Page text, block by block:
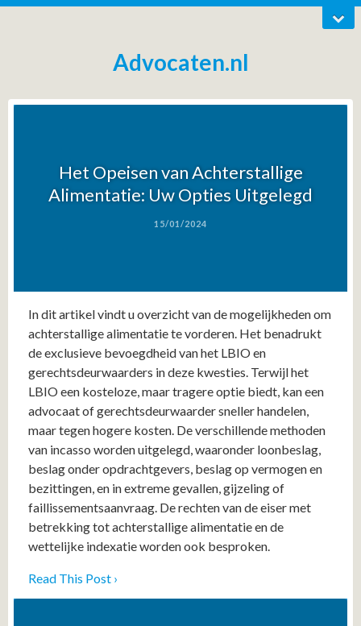
Advocaten.nl
Het Opeisen van Achterstallige
Alimentatie: Uw Opties Uitgelegd
15/01/2024
In dit artikel vindt u overzicht van de mogelijkheden om
achterstallige alimentatie te vorderen. Het benadrukt
de exclusieve bevoegdheid van het LBIO en
gerechtsdeurwaarders in deze kwesties. Terwijl het
LBIO een kosteloze, maar tragere optie biedt, kan een
advocaat of gerechtsdeurwaarder sneller handelen,
maar tegen hogere kosten. De verschillende methoden
van incasso worden uitgelegd, waaronder loonbeslag,
beslag onder opdrachtgevers, beslag op vermogen en
bezittingen, en in extreme gevallen, gijzeling of
faillissementsaanvraag. De rechten van de eiser met
betrekking tot achterstallige alimentatie en de
wettelijke indexatie worden ook besproken.
Read This Post ›